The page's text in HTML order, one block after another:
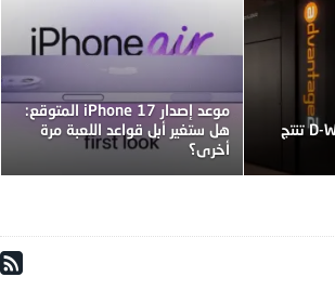
شركة D-Wave Quantum تنتج
موعد إصدار iPhone 17 المتوقع:
هل ستغير أبل قواعد اللعبة مرة
أخرى؟